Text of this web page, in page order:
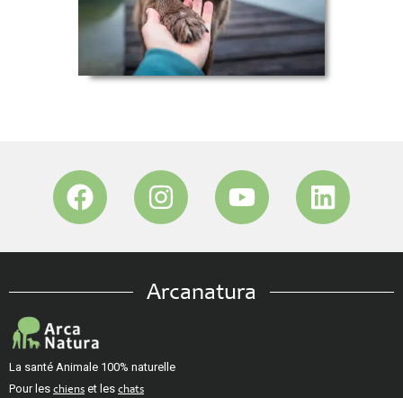
Arcanatura
La santé Animale 100% naturelle
Pour les chiens et les chats